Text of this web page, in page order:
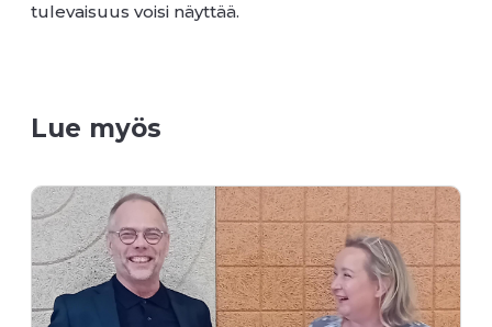
tulevaisuus voisi näyttää.
Lue myös